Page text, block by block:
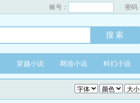
账号： 密码
穿越小说 网游小说 科幻小说